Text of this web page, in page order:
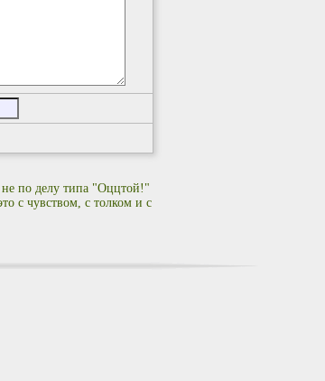
не по делу типа "Оццтой!"
с чувством, с толком и с